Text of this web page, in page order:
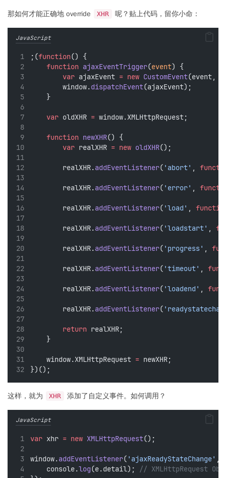
那如何才能正确地 override XHR 呢？贴上代码，留你小命：
JavaScript
;(function() {
function ajaxEventTrigger(event) {
var ajaxEvent = new CustomEvent(event,
        window.
dispatchEvent(ajaxEvent);
    }
var oldXHR = window.XMLHttpRequest;
function newXHR() {
var realXHR = new oldXHR();
        realXHR.
addEventListener( 'abort' ,
        realXHR.
addEventListener( 'error' ,
        realXHR.
addEventListener( 'load' ,
        realXHR.
addEventListener( 'loadstart' ,
        realXHR.
addEventListener( 'progress' ,
        realXHR.
addEventListener( 'timeout' ,
        realXHR.
addEventListener( 'loadend' ,
        realXHR.
addEventListener(
return realXHR;
    }
    window.XMLHttpRequest
= newXHR;
})();
这样，就为 XHR 添加了自定义事件。如何调用？
JavaScript
var xhr = new XMLHttpRequest();
window.addEventListener( 'ajaxReadyStateChange' ,
    console.
log(e.detail);
// XMLHttpRequest